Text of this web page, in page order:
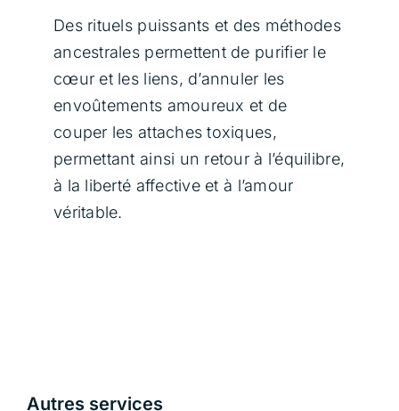
Des rituels puissants et des méthodes
ancestrales permettent de purifier le
cœur et les liens, d’annuler les
envoûtements amoureux et de
couper les attaches toxiques,
permettant ainsi un retour à l’équilibre,
à la liberté affective et à l’amour
véritable.
Autres services